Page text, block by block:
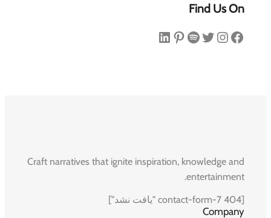
Find Us On
فیس‌بوک اینستاگرم توییتر اسپاتیفای پینترست لینکداین
Craft narratives that ignite inspiration, knowledge and
entertainment.
[contact-form-7 404 "یافت نشد"]
Company